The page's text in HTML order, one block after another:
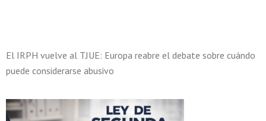
El IRPH vuelve al TJUE: Europa reabre el debate sobre cuándo
puede considerarse abusivo